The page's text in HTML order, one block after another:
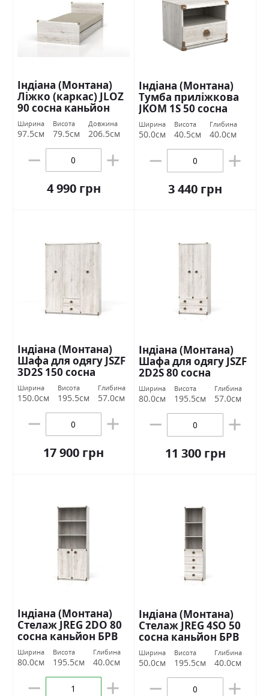
Індіана (Монтана)
Ліжко (каркас) JLOZ
90 сосна каньйон
БРВ Україна
Ширина
97.5см
Висота
79.5см
Довжина
206.5см
4 990 грн
Індіана (Монтана)
Тумба приліжкова
JKOM 1S 50 сосна
каньйон БРВ Україна
Ширина
50.0см
Висота
40.5см
Глибина
40.0см
3 440 грн
Індіана (Монтана)
Шафа для одягу JSZF
3D2S 150 сосна
каньйон БРВ Україна
Ширина
150.0см
Висота
195.5см
Глибина
57.0см
17 900 грн
Індіана (Монтана)
Шафа для одягу JSZF
2D2S 80 сосна
каньйон БРВ Україна
Ширина
80.0см
Висота
195.5см
Глибина
57.0см
11 300 грн
Індіана (Монтана)
Стелаж JREG 2DO 80
сосна каньйон БРВ
Україна
Ширина
80.0см
Висота
195.5см
Глибина
40.0см
Індіана (Монтана)
Стелаж JREG 4SO 50
сосна каньйон БРВ
Україна
Ширина
50.0см
Висота
195.5см
Глибина
40.0см